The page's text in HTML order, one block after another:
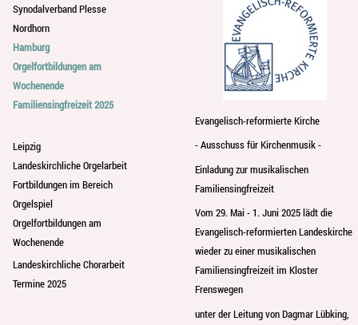
Synodalverband Plesse
Nordhorn
Hamburg
Orgelfortbildungen am
Wochenende
Familiensingfreizeit 2025
Leipzig
Landeskirchliche Orgelarbeit
Fortbildungen im Bereich
Orgelspiel
Orgelfortbildungen am
Wochenende
Landeskirchliche Chorarbeit
Termine 2025
Evangelisch-reformierte Kirche
- Ausschuss für Kirchenmusik -
Einladung zur musikalischen
Familiensingfreizeit
Vom 29. Mai - 1. Juni 2025 lädt die
Evangelisch-reformierten Landeskirche
wieder zu einer musikalischen
Familiensingfreizeit im Kloster
Frenswegen
unter der Leitung von Dagmar Lübking,